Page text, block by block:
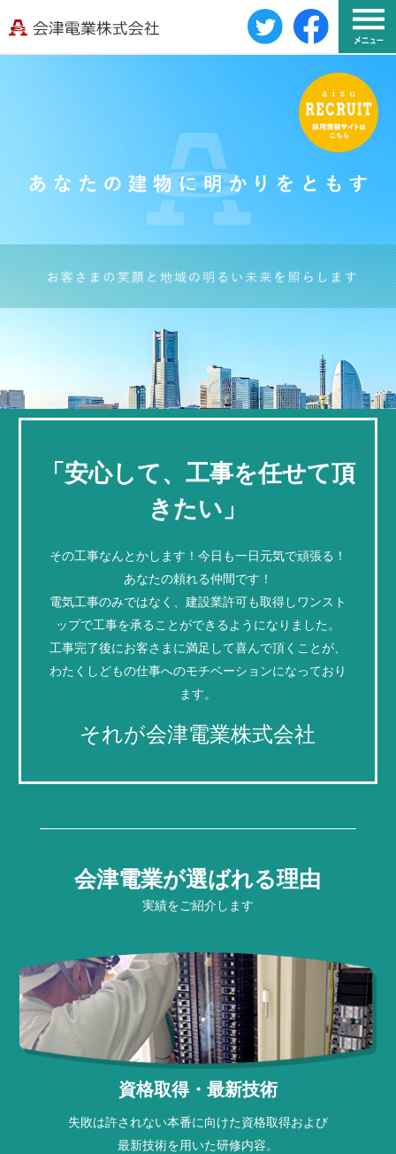
「安心して、工事を任せて頂
きたい」
その工事なんとかします！今日も一日元気で頑張る！
あなたの頼れる仲間です！
電気工事のみではなく、建設業許可も取得しワンスト
ップで工事を承ることができるようになりました。
工事完了後にお客さまに満足して喜んで頂くことが、
わたくしどもの仕事へのモチベーションになっており
ます。
それが会津電業株式会社
会津電業が選ばれる理由
実績をご紹介します
資格取得・最新技術
失敗は許されない本番に向けた資格取得および
最新技術を用いた研修内容。